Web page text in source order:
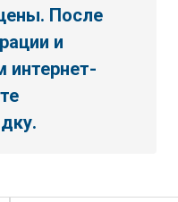
После
и
интернет-